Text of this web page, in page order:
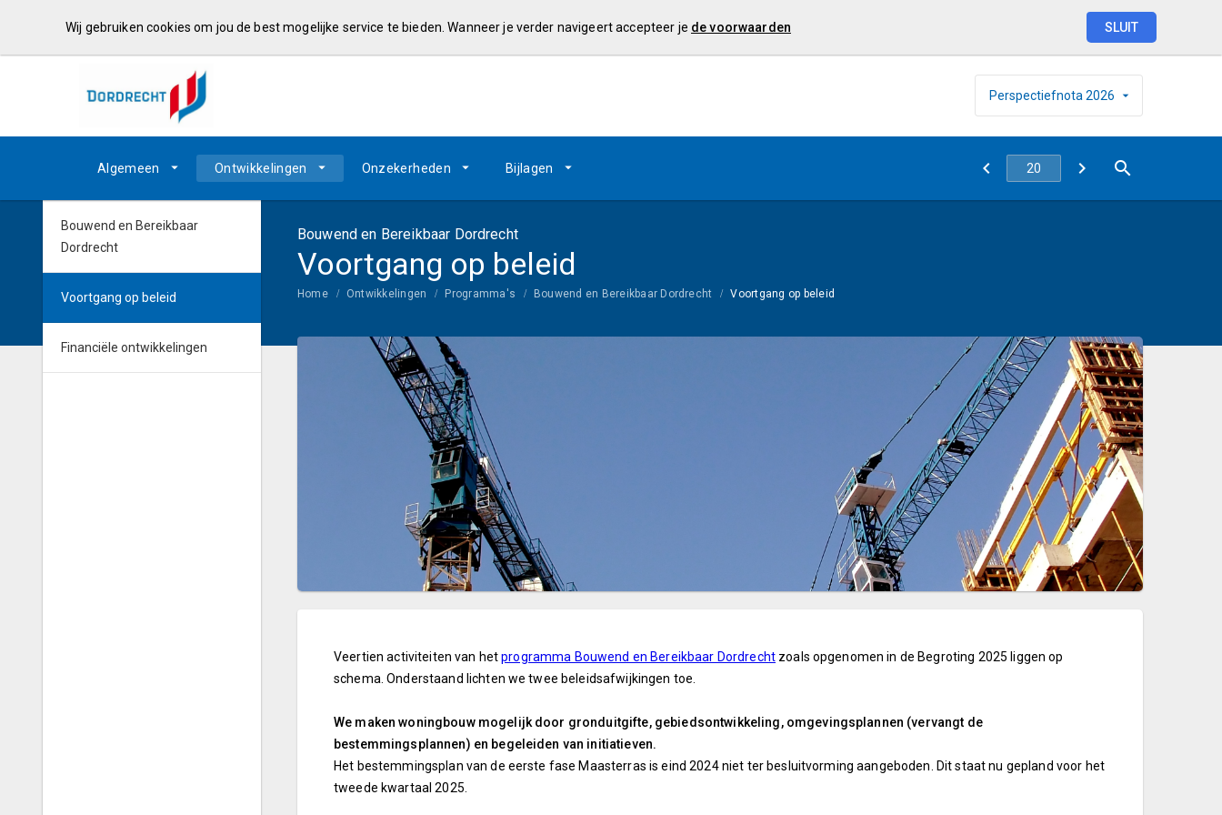
Wij gebruiken cookies om jou de best mogelijke service te bieden. Wanneer je verder navigeert accepteer je de voorwaarden SLUIT
Perspectiefnota 2026
Algemeen Ontwikkelingen Onzekerheden Bijlagen
Bouwend en Bereikbaar Dordrecht
Voortgang op beleid
Home Ontwikkelingen Programma's Bouwend en Bereikbaar Dordrecht Voortgang op beleid
Bouwend en Bereikbaar
Dordrecht
Voortgang op beleid
Financiële ontwikkelingen
Veertien activiteiten van hetprogramma Bouwend en Bereikbaar Dordrecht zoals opgenomen in de Begroting 2025 liggen op
schema. Onderstaand lichten we twee beleidsafwijkingen toe.
We maken woningbouw mogelijk door gronduitgifte, gebiedsontwikkeling, omgevingsplannen (vervangt de
bestemmingsplannen) en begeleiden van initiatieven.
Het bestemmingsplan van de eerste fase Maasterras is eind 2024 niet ter besluitvorming aangeboden. Dit staat nu gepland voor het
tweede kwartaal 2025.